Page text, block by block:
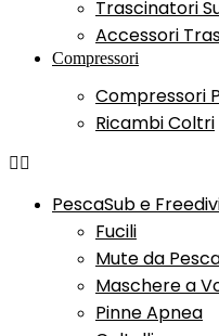
Trascinatori
Accessori
Compressori
Compressori
Ricambi Coltri
PescaSub e
Fucili
Mute da
Maschere a
Pinne Apnea